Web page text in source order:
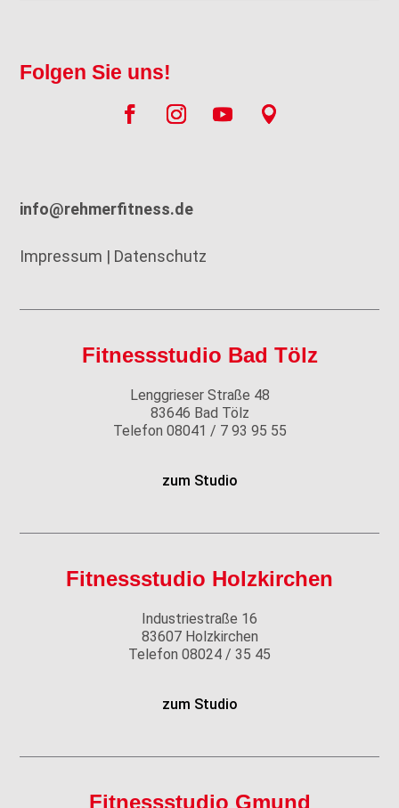
Folgen Sie uns!
info@rehmerfitness.de
Impressum | Datenschutz
Fitnessstudio Bad Tölz
Lenggrieser Straße 48
83646 Bad Tölz
Telefon 08041 / 7 93 95 55
zum Studio
Fitnessstudio Holzkirchen
Industriestraße 16
83607 Holzkirchen
Telefon 08024 / 35 45
zum Studio
Fitnessstudio Gmund